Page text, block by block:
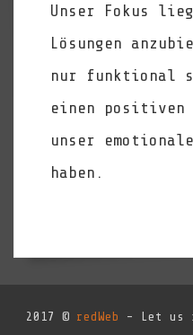
Unser Fokus
Lösungen
nur funktional
einen
unser
haben.
2017 © redWeb - Let us